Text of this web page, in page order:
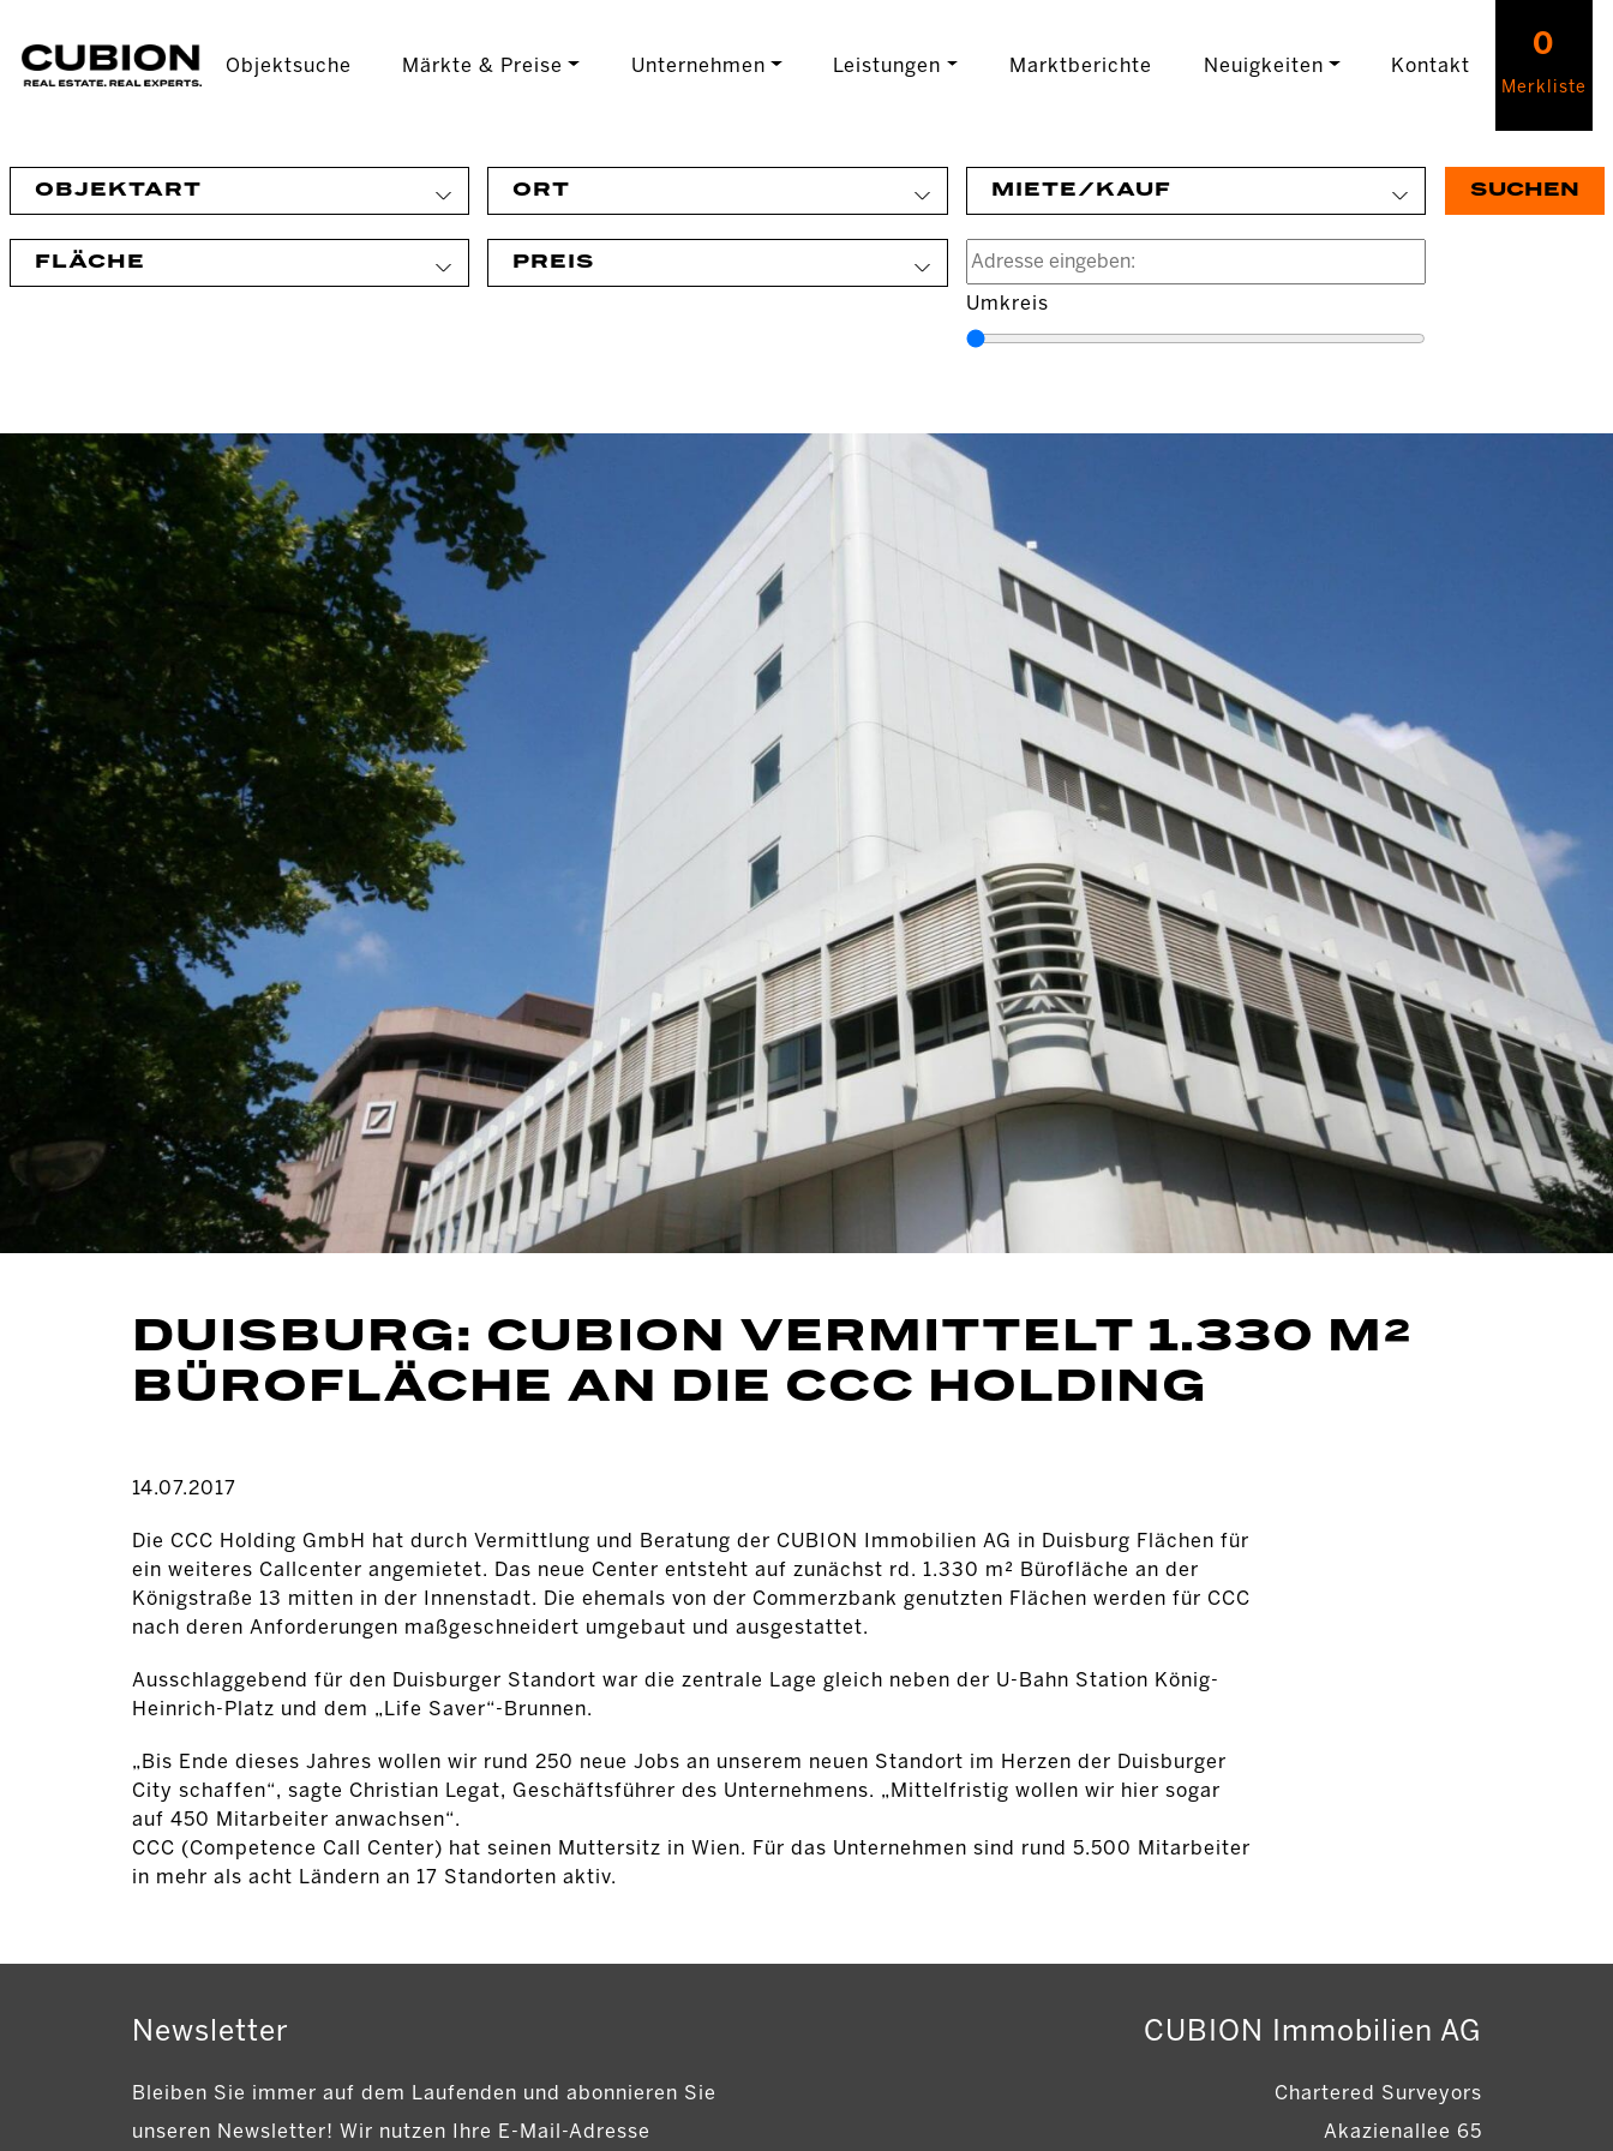
Objektsuche Märkte & Preise Unternehmen Leistungen Marktberichte Neuigkeiten Kontakt
0
Merkliste
OBJEKTART ORT MIETE/KAUF
FLÄCHE PREIS
Umkreis
SUCHEN
DUISBURG: CUBION VERMITTELT 1.330 M²
BÜROFLÄCHE AN DIE CCC HOLDING
14.07.2017
Die CCC Holding GmbH hat durch Vermittlung und Beratung der CUBION Immobilien AG in Duisburg Flächen für
ein weiteres Callcenter angemietet. Das neue Center entsteht auf zunächst rd. 1.330 m² Bürofläche an der
Königstraße 13 mitten in der Innenstadt. Die ehemals von der Commerzbank genutzten Flächen werden für CCC
nach deren Anforderungen maßgeschneidert umgebaut und ausgestattet.
Ausschlaggebend für den Duisburger Standort war die zentrale Lage gleich neben der U-Bahn Station König-
Heinrich-Platz und dem „Life Saver“-Brunnen.
„Bis Ende dieses Jahres wollen wir rund 250 neue Jobs an unserem neuen Standort im Herzen der Duisburger
City schaffen“, sagte Christian Legat, Geschäftsführer des Unternehmens. „Mittelfristig wollen wir hier sogar
auf 450 Mitarbeiter anwachsen“.
CCC (Competence Call Center) hat seinen Muttersitz in Wien. Für das Unternehmen sind rund 5.500 Mitarbeiter
in mehr als acht Ländern an 17 Standorten aktiv.
Newsletter
Bleiben Sie immer auf dem Laufenden und abonnieren Sie
unseren Newsletter! Wir nutzen Ihre E-Mail-Adresse
CUBION Immobilien AG
Chartered Surveyors
Akazienallee 65